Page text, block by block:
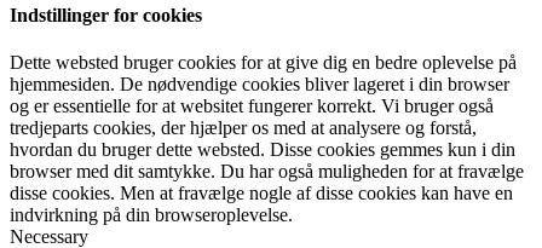
Indstillinger for cookies
Dette websted bruger cookies for at give dig en bedre oplevelse på
hjemmesiden. De nødvendige cookies bliver lageret i din browser
og er essentielle for at websitet fungerer korrekt. Vi bruger også
tredjeparts cookies, der hjælper os med at analysere og forstå,
hvordan du bruger dette websted. Disse cookies gemmes kun i din
browser med dit samtykke. Du har også muligheden for at fravælge
disse cookies. Men at fravælge nogle af disse cookies kan have en
indvirkning på din browseroplevelse.
Necessary